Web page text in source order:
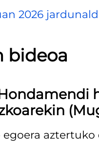
2026
bideoa
egoera